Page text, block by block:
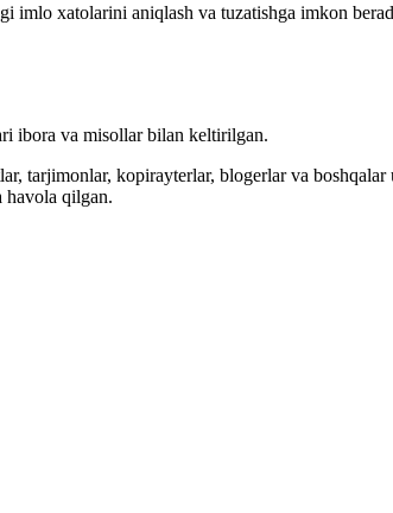
imlo xatolarini aniqlash va tuzatishga imkon
ibora va misollar bilan keltirilgan.
tarjimonlar, kopirayterlar, blogerlar va
qilgan.